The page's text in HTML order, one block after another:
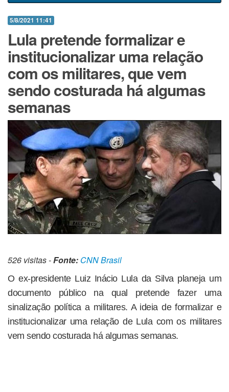
5/8/2021 11:41
Lula pretende formalizar e
institucionalizar uma relação
com os militares, que vem
sendo costurada há algumas
semanas
526 visitas -Fonte: CNN Brasil
O ex-presidente Luiz Inácio Lula da Silva planeja um
documento público na qual pretende fazer uma
sinalização política a militares. A ideia de formalizar e
institucionalizar uma relação de Lula com os militares
vem sendo costurada há algumas semanas.